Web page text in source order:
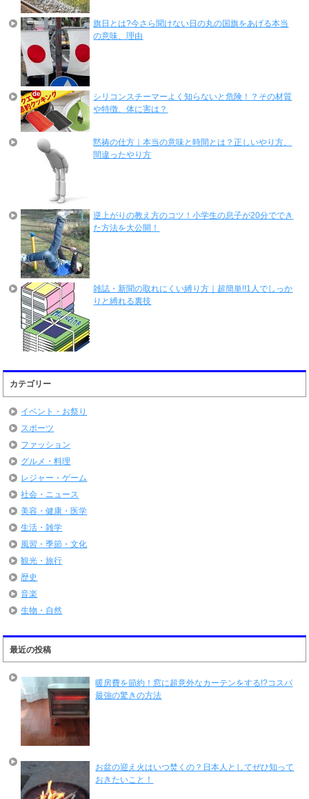
旗日とは?今さら聞けない日の丸の国旗をあげる本当
の意味、理由
シリコンスチーマーよく知らないと危険！？その材質
や特徴、体に害は？
黙祷の仕方｜本当の意味と時間とは？正しいやり方、
間違ったやり方
逆上がりの教え方のコツ！小学生の息子が20分ででき
た方法を大公開！
雑誌・新聞の取れにくい縛り方｜超簡単!!1人でしっか
りと縛れる裏技
カテゴリー
イベント・お祭り
スポーツ
ファッション
グルメ・料理
レジャー・ゲーム
社会・ニュース
美容・健康・医学
生活・雑学
風習・季節・文化
観光・旅行
歴史
音楽
生物・自然
最近の投稿
暖房費を節約！窓に超意外なカーテンをする!?コスパ
最強の驚きの方法
お盆の迎え火はいつ焚くの？日本人としてぜひ知って
おきたいこと！